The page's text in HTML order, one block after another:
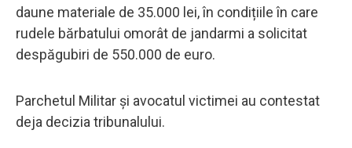
daune materiale de 35.000 lei, în condițiile în care
rudele bărbatului omorât de jandarmi a solicitat
despăgubiri de 550.000 de euro.
Parchetul Militar și avocatul victimei au contestat
deja decizia tribunalului.